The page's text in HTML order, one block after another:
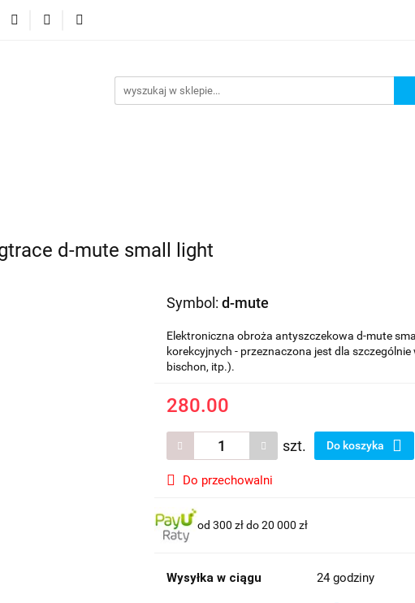
Podstrona
d-mute small light
Symbol: d-mute
Elektroniczna obroża antyszczekowa d-mute
korekcyjnych - przeznaczona jest dla
bischon, itp.).
280.00
szt. Do koszyka
Do przechowalni
od 300 zł do 20 000 zł
Wysyłka w ciągu 24 godziny